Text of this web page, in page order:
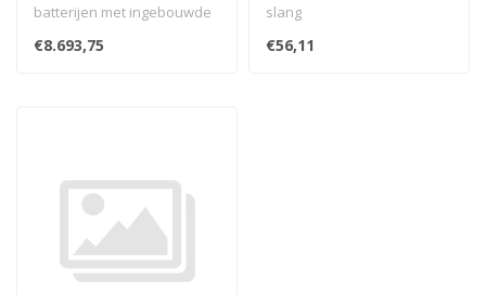
batterijen met ingebouwde
gelijkrichter en ergonomisch
€8.693,75
slang
€56,11